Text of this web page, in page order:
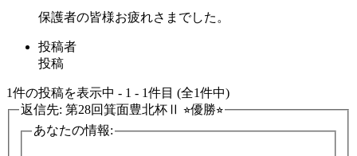
保護者の皆様お疲れさまでした。
投稿者
投稿
1件の投稿を表示中 - 1 - 1件目 (全1件中)
返信先: 第28回箕面豊北杯Ⅱ ⭐︎優勝⭐︎
あなたの情報: